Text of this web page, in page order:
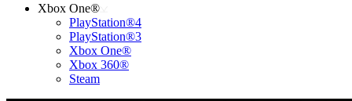
Xbox One®
PlayStation®4
PlayStation®3
Xbox One®
Xbox 360®
Steam